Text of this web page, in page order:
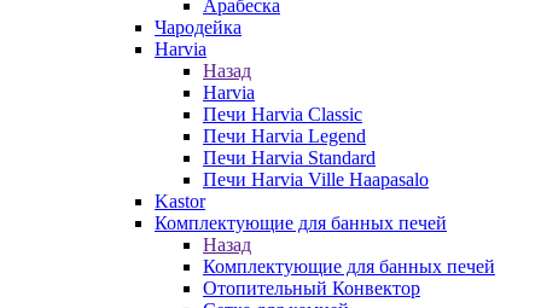
Арабеска
Чародейка
Harvia
Назад
Harvia
Печи Harvia Classic
Печи Harvia Legend
Печи Harvia Standard
Печи Harvia Ville Haapasalo
Kastor
Комплектующие для банных печей
Назад
Комплектующие для банных печей
Отопительный Конвектор